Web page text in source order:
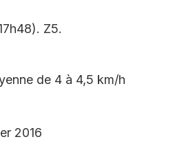
Z5.
de 4 à 4,5 km/h
2016